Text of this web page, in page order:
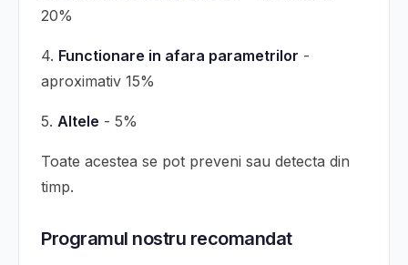
20%
4. Functionare in afara parametrilor -
aproximativ 15%
5. Altele - 5%
Toate acestea se pot preveni sau detecta din
timp.
Programul nostru recomandat